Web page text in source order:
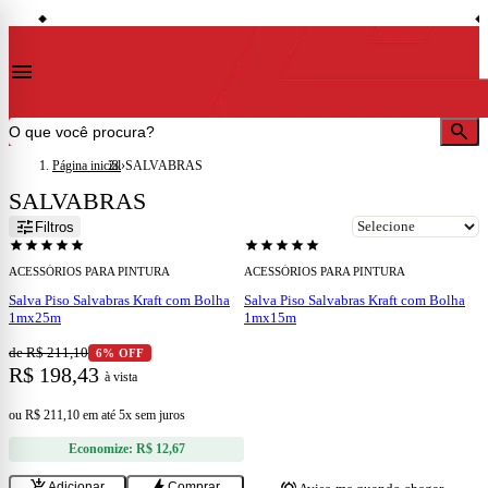
◆storefront ◆
menu
search
Página inicial ›SALVABRAS
SALVABRAS
tune Filtros
starstarstarstarstar
ACESSÓRIOS PARA PINTURA
Salva Piso Salvabras Kraft com Bolha
1mx25m
de R$ 211,10 6% OFF
R$ 198,43 à vista
ou R$ 211,10 em até 5x sem juros
Economize: R$ 12,67
ESGOTADO
starstarstarstarstar
ACESSÓRIOS PARA PINTURA
Salva Piso Salvabras Kraft com Bolha
1mx15m